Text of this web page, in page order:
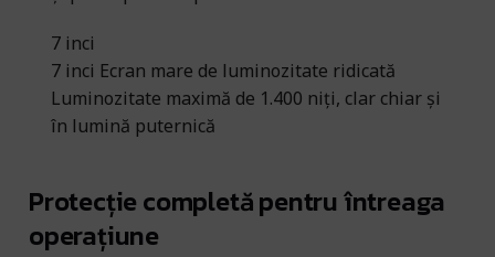
7 inci
7 inci Ecran mare de luminozitate ridicată
Luminozitate maximă de 1.400 niți, clar chiar și
în lumină puternică
Protecție completă pentru întreaga
operațiune